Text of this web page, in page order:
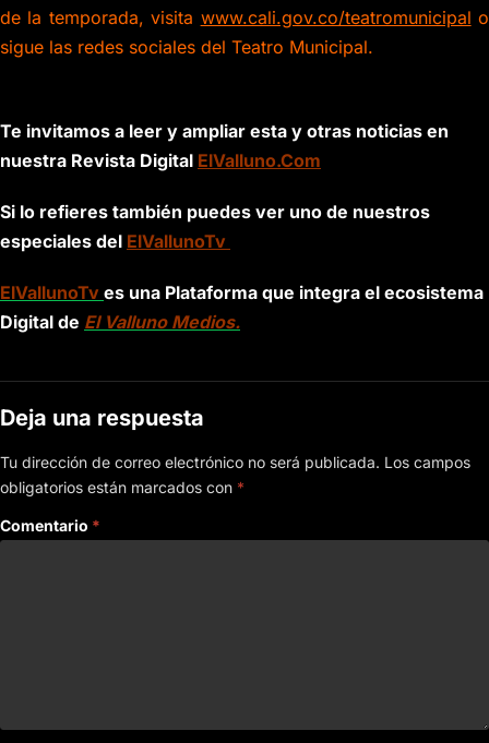
de la temporada, visita www.cali.gov.co/teatromunicipal o
sigue las redes sociales del Teatro Municipal.
Te invitamos a leer y ampliar esta y otras noticias en
nuestra Revista Digital ElValluno.Com
Si lo refieres también puedes ver uno de nuestros
especiales del ElVallunoTv
ElVallunoTv es una Plataforma que integra el ecosistema
Digital de El Valluno Medios.
Deja una respuesta
Tu dirección de correo electrónico no será publicada. Los campos
obligatorios están marcados con *
Comentario *